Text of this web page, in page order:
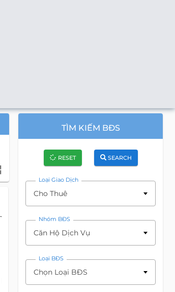
TÌM KIẾM BĐS
RESET SEARCH
Loại Giao Dịch
Cho Thuê
Nhóm BĐS
Căn Hộ Dịch Vụ
Loại BĐS
Chọn Loại BĐS